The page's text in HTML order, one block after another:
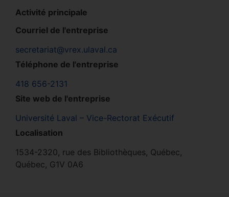
Activité principale
Courriel de l'entreprise
secretariat@vrex.ulaval.ca
Téléphone de l'entreprise
418 656-2131
Site web de l'entreprise
Université Laval – Vice-Rectorat Exécutif
Localisation
1534-2320, rue des Bibliothèques, Québec,
Québec, G1V 0A6